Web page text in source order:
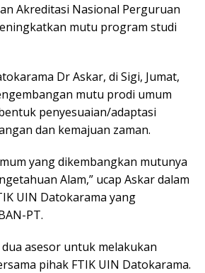
Akreditasi Nasional Perguruan
mutu program studi
Dr Askar, di Sigi, Jumat,
mutu prodi umum
penyesuaian/adaptasi
dan kemajuan zaman.
yang dikembangkan mutunya
Alam,” ucap Askar dalam
UIN Datokarama yang
PT.
asesor untuk melakukan
pihak FTIK UIN Datokarama.